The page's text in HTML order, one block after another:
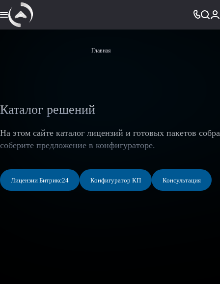
Главная
Каталог решений
На этом сайте каталог лицензий и готовых пакетов
соберите предложение в конфигураторе.
Лицензии Битрикс24 Конфигуратор КП Консультация